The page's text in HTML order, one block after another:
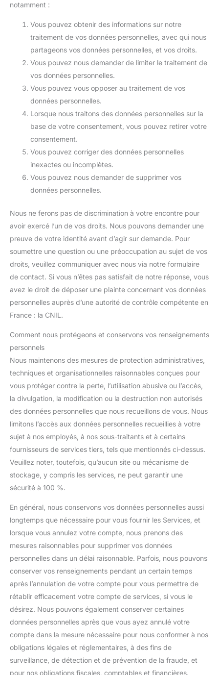
notamment :
Vous pouvez obtenir des informations sur notre
traitement de vos données personnelles, avec qui nous
partageons vos données personnelles, et vos droits.
Vous pouvez nous demander de limiter le traitement de
vos données personnelles.
Vous pouvez vous opposer au traitement de vos
données personnelles.
Lorsque nous traitons des données personnelles sur la
base de votre consentement, vous pouvez retirer votre
consentement.
Vous pouvez corriger des données personnelles
inexactes ou incomplètes.
Vous pouvez nous demander de supprimer vos
données personnelles.
Nous ne ferons pas de discrimination à votre encontre pour
avoir exercé l’un de vos droits. Nous pouvons demander une
preuve de votre identité avant d’agir sur demande. Pour
soumettre une question ou une préoccupation au sujet de vos
droits, veuillez communiquer avec nous via notre formulaire
de contact. Si vous n’êtes pas satisfait de notre réponse, vous
avez le droit de déposer une plainte concernant vos données
personnelles auprès d’une autorité de contrôle compétente en
France : la CNIL.
Comment nous protégeons et conservons vos renseignements
personnels
Nous maintenons des mesures de protection administratives,
techniques et organisationnelles raisonnables conçues pour
vous protéger contre la perte, l’utilisation abusive ou l’accès,
la divulgation, la modification ou la destruction non autorisés
des données personnelles que nous recueillons de vous. Nous
limitons l’accès aux données personnelles recueillies à votre
sujet à nos employés, à nos sous-traitants et à certains
fournisseurs de services tiers, tels que mentionnés ci-dessus.
Veuillez noter, toutefois, qu’aucun site ou mécanisme de
stockage, y compris les services, ne peut garantir une
sécurité à 100 %.
En général, nous conservons vos données personnelles aussi
longtemps que nécessaire pour vous fournir les Services, et
lorsque vous annulez votre compte, nous prenons des
mesures raisonnables pour supprimer vos données
personnelles dans un délai raisonnable. Parfois, nous pouvons
conserver vos renseignements pendant un certain temps
après l’annulation de votre compte pour vous permettre de
rétablir efficacement votre compte de services, si vous le
désirez. Nous pouvons également conserver certaines
données personnelles après que vous ayez annulé votre
compte dans la mesure nécessaire pour nous conformer à nos
obligations légales et réglementaires, à des fins de
surveillance, de détection et de prévention de la fraude, et
pour nos obligations fiscales, comptables et financières.